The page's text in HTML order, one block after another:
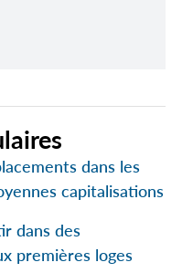
dans les
capitalisations
dans des
premières loges